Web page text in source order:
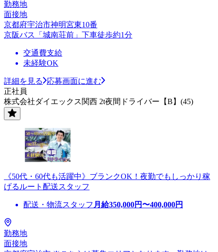
勤務地
面接地
京都府宇治市神明宮東10番
京阪バス「城南荘前」下車徒歩約1分
交通費支給
未経験OK
詳細を見る
応募画面に進む
正社員
株式会社ダイエックス関西 2t夜間ドライバー【B】(45)
《50代・60代も活躍中》ブランクOK！夜勤でもしっかり稼
げるルート配送スタッフ
配送・物流スタッフ 月給350,000円〜400,000円
勤務地
面接地